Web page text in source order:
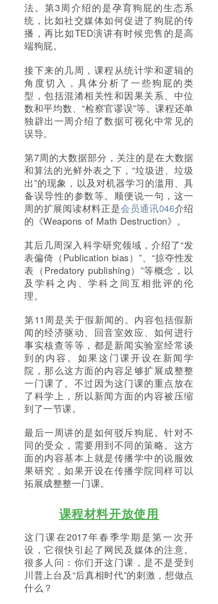
法。第3周介绍的是孕育狗屁的生态系
统，比如社交媒体如何促进了狗屁的传
播，再比如TED演讲有时候兜售的是高
端狗屁。
接下来的几周，课程从统计学和逻辑的
角度切入，具体分析了一些狗屁的类
型，包括混淆相关性和因果关系、中位
数和平均数、“检察官谬误”等。课程还单
独辟出一周介绍了数据可视化中常见的
误导。
第7周的大数据部分，关注的是在大数据
和算法的光鲜外表之下，“垃圾进、垃圾
出”的现象，以及对机器学习的滥用、具
备误导性的参数等。顺便说一句，这一
周的扩展阅读材料正是会员通讯046介绍
的《Weapons of Math Destruction》。
其后几周深入科学研究领域，介绍了“发
表偏倚（Publication bias）”、“掠夺性发
表（Predatory publishing）”等概念，以
及学科之内、学科之间互相批评的伦
理。
第11周是关于假新闻的。内容包括假新
闻的经济驱动、回音室效应、如何进行
事实核查等等，都是新闻实验室经常谈
到的内容。如果这门课开设在新闻学
院，那么这方面的内容足够扩展成整整
一门课了。不过因为这门课的重点放在
了科学上，所以新闻方面的内容被压缩
到了一节课。
最后一周讲的是如何驳斥狗屁。针对不
同的受众，需要用到不同的策略。这方
面的内容基本上就是传播学中的说服效
果研究，如果开设在传播学院同样可以
拓展成整整一门课。
课程材料开放使用
这门课在2017年春季学期是第一次开
设，它很快引起了网民及媒体的注意。
很多人问：你们开这门课，是不是受到
川普上台及“后真相时代”的刺激，想做点
什么？